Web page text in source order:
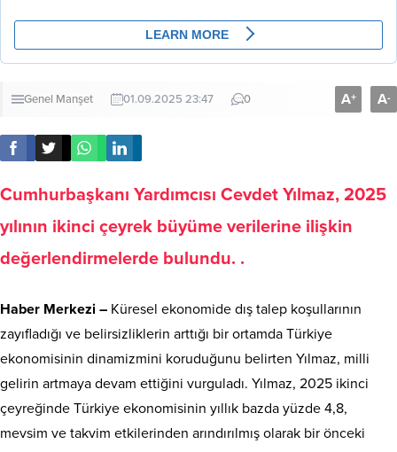
Genel Manşet 01.09.2025 23:47 0 A+ A-
Cumhurbaşkanı Yardımcısı Cevdet Yılmaz, 2025
yılının ikinci çeyrek büyüme verilerine ilişkin
değerlendirmelerde bulundu. .
Haber Merkezi – Küresel ekonomide dış talep koşullarının
zayıfladığı ve belirsizliklerin arttığı bir ortamda Türkiye
ekonomisinin dinamizmini koruduğunu belirten Yılmaz, milli
gelirin artmaya devam ettiğini vurguladı. Yılmaz, 2025 ikinci
çeyreğinde Türkiye ekonomisinin yıllık bazda yüzde 4,8,
mevsim ve takvim etkilerinden arındırılmış olarak bir önceki